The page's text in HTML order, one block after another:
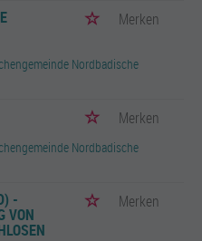
Merken
Nordbadische
Merken
Nordbadische
-
VON
Merken